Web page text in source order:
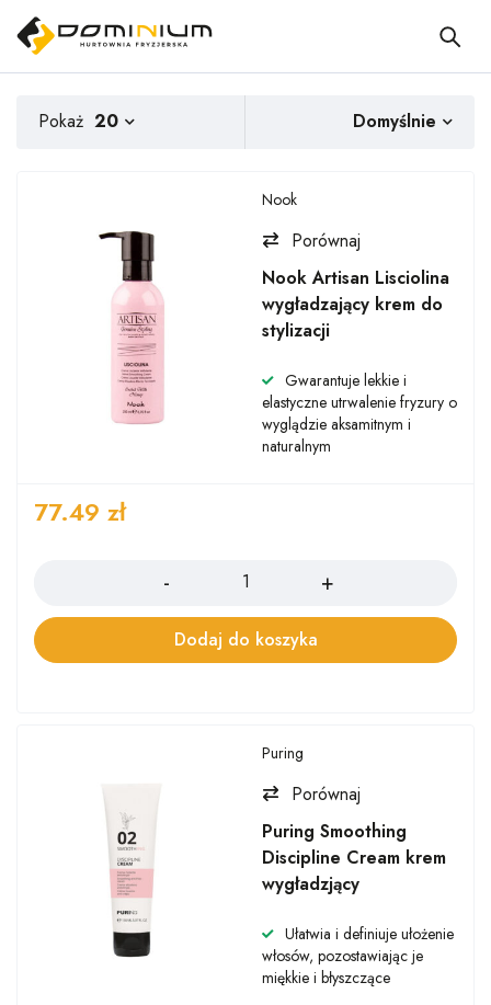
Domyślnie
Pokaż 20
Nook
Porównaj
Nook Artisan Lisciolina
wygładzający krem do
stylizacji
Gwarantuje lekkie i
elastyczne utrwalenie fryzury o
wyglądzie aksamitnym i
naturalnym
77.49 zł
Dodaj do koszyka
Puring
Porównaj
Puring Smoothing
Discipline Cream krem
wygładzjący
Ułatwia i definiuje ułożenie
włosów, pozostawiając je
miękkie i błyszczące